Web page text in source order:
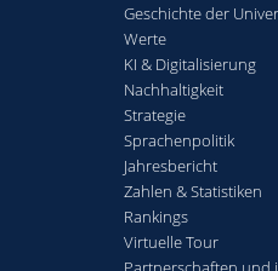
Geschichte der
Werte
KI & Digitalisierung
Nachhaltigkeit
Strategie
Sprachenpolitik
Jahresbericht
Zahlen & Statistiken
Rankings
Virtuelle Tour